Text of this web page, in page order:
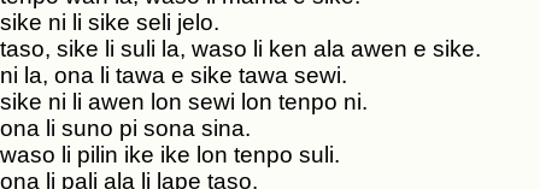
sike ni li sike seli jelo.
taso, sike li suli la, waso li ken ala awen e sike.
ni la, ona li tawa e sike tawa sewi.
sike ni li awen lon sewi lon tenpo ni.
ona li suno pi sona sina.
waso li pilin ike ike lon tenpo suli.
ona li pali ala li lape taso.